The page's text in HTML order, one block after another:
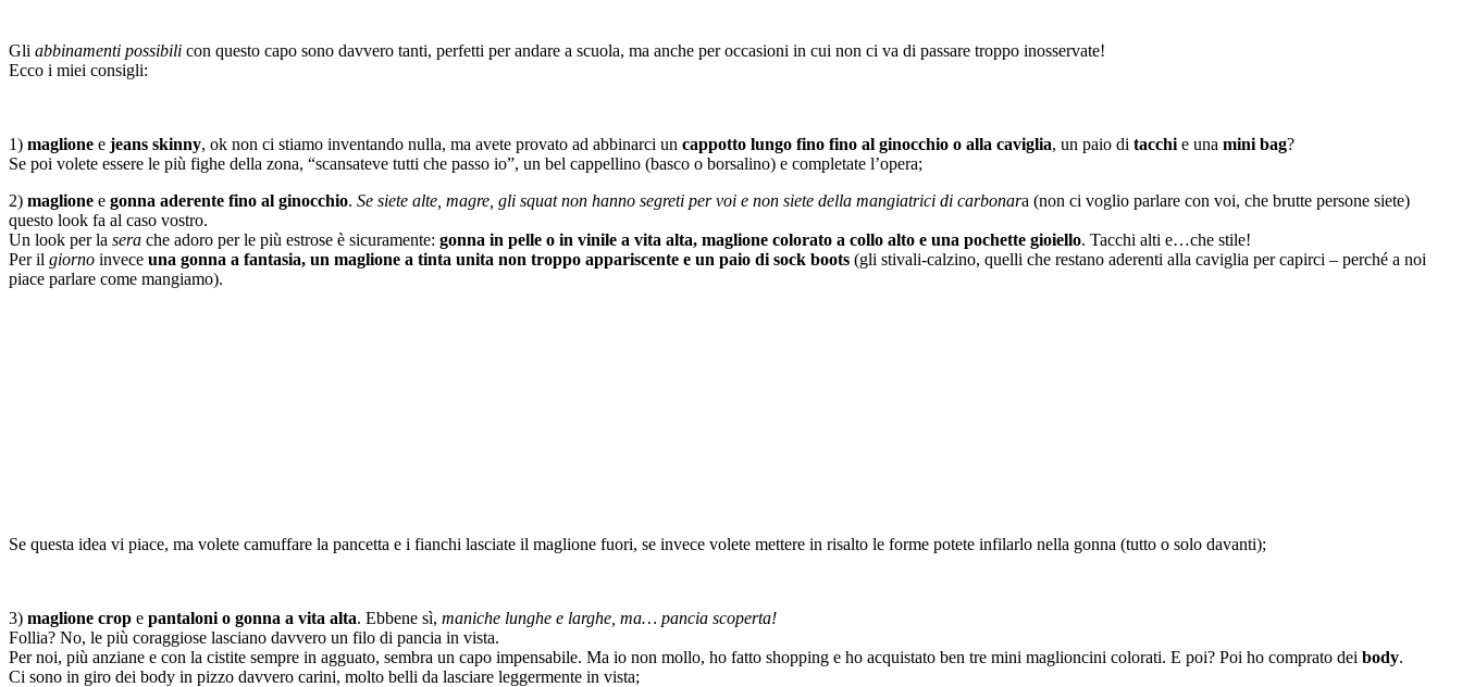
Gli abbinamenti possibili con questo capo sono davvero tanti, perfetti per andare a scuola, ma anche per occasioni in cui non ci va di passare troppo inosservate!
Ecco i miei consigli:
1) maglione e jeans skinny, ok non ci stiamo inventando nulla, ma avete provato ad abbinarci un cappotto lungo fino fino al ginocchio o alla caviglia, un paio di tacchi e una mini bag?
Se poi volete essere le più fighe della zona, “scansateve tutti che passo io”, un bel cappellino (basco o borsalino) e completate l’opera;
2) maglione e gonna aderente fino al ginocchio. Se siete alte, magre, gli squat non hanno segreti per voi e non siete della mangiatrici di carbonara (non ci voglio parlare con voi, che brutte persone siete)
questo look fa al caso vostro.
Un look per la sera che adoro per le più estrose è sicuramente: gonna in pelle o in vinile a vita alta, maglione colorato a collo alto e una pochette gioiello. Tacchi alti e…che stile!
Per il giorno invece una gonna a fantasia, un maglione a tinta unita non troppo appariscente e un paio di sock boots (gli stivali-calzino, quelli che restano aderenti alla caviglia per capirci – perché a noi
piace parlare come mangiamo).
Se questa idea vi piace, ma volete camuffare la pancetta e i fianchi lasciate il maglione fuori, se invece volete mettere in risalto le forme potete infilarlo nella gonna (tutto o solo davanti);
3) maglione crop e pantaloni o gonna a vita alta. Ebbene sì, maniche lunghe e larghe, ma… pancia scoperta!
Follia? No, le più coraggiose lasciano davvero un filo di pancia in vista.
Per noi, più anziane e con la cistite sempre in agguato, sembra un capo impensabile. Ma io non mollo, ho fatto shopping e ho acquistato ben tre mini maglioncini colorati. E poi? Poi ho comprato dei body.
Ci sono in giro dei body in pizzo davvero carini, molto belli da lasciare leggermente in vista;